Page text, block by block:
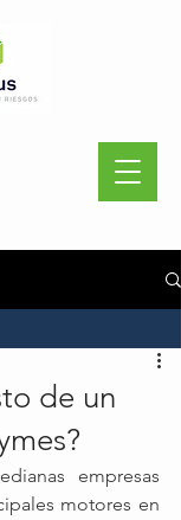
de un
empresas
motores en